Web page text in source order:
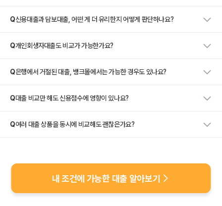
Q신용대출과 담보대출, 어떤 게 더 유리한지 어떻게 판단하나요?
Q개인회생자대출도 비교가 가능한가요?
Q은행에서 거절된 대출, 뱅크몰에서는 가능한 경우도 있나요?
Q대출 비교만 해도 신용점수에 영향이 있나요?
Q여러 대출 상품을 동시에 비교해도 괜찮은가요?
내 조건에 가능한 대출 알아보기